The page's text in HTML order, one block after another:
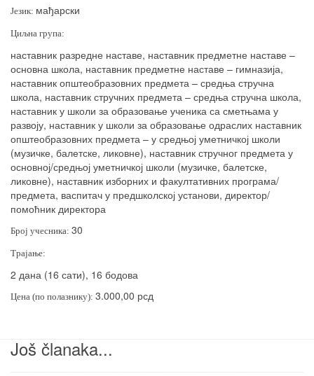
Језик: мађарски
Циљна група:
наставник разредне наставе, наставник предметне наставе –
основна школа, наставник предметне наставе – гимназија,
наставник општеобразовних предмета – средња стручна
школа, наставник стручних предмета – средња стручна школа,
наставник у школи за образовање ученика са сметњама у
развоју, наставник у школи за образовање одраслих наставник
општеобразовних предмета – у средњој уметничкој школи
(музичке, балетске, ликовне), наставник стручног предмета у
основној/средњој уметничкој школи (музичке, балетске,
ликовне), наставник изборних и факултативних програма/
предмета, васпитач у предшколској установи, директор/
помоћник директора
Број учесника: 30
Трајање:
2 дана (16 сати), 16 бодова
Цена (по полазнику): 3.000,00 рсд
Još članaka...